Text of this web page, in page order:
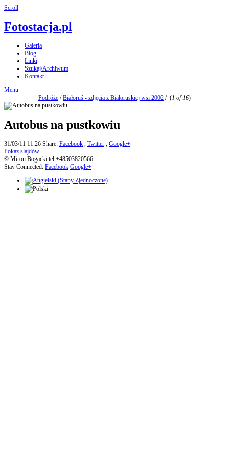
Scroll
Fotostacja.pl
Galeria
Blog
Linki
Szukaj/Archiwum
Kontakt
Menu
Podróże /Białoruś - zdjęcia z Białoruskiej wsi 2002 / (1 of 16)
Autobus na pustkowiu
31/03/11 11:26 Share: Facebook , Twitter , Google+
Pokaz slajdów
© Miron Bogacki tel.+48503820566
Stay Connected: Facebook Google+